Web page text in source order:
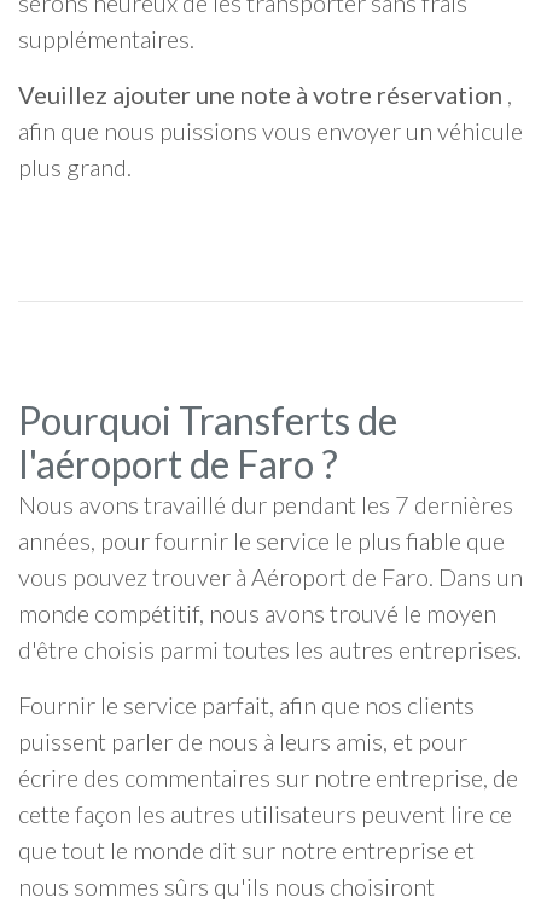
supplémentaires.
Veuillez ajouter une note à votre réservation ,
afin que nous puissions vous envoyer un véhicule
plus grand.
Pourquoi Transferts de
l'aéroport de Faro ?
Nous avons travaillé dur pendant les 7 dernières
années, pour fournir le service le plus fiable que
vous pouvez trouver à Aéroport de Faro. Dans un
monde compétitif, nous avons trouvé le moyen
d'être choisis parmi toutes les autres entreprises.
Fournir le service parfait, afin que nos clients
puissent parler de nous à leurs amis, et pour
écrire des commentaires sur notre entreprise, de
cette façon les autres utilisateurs peuvent lire ce
que tout le monde dit sur notre entreprise et
nous sommes sûrs qu'ils nous choisiront